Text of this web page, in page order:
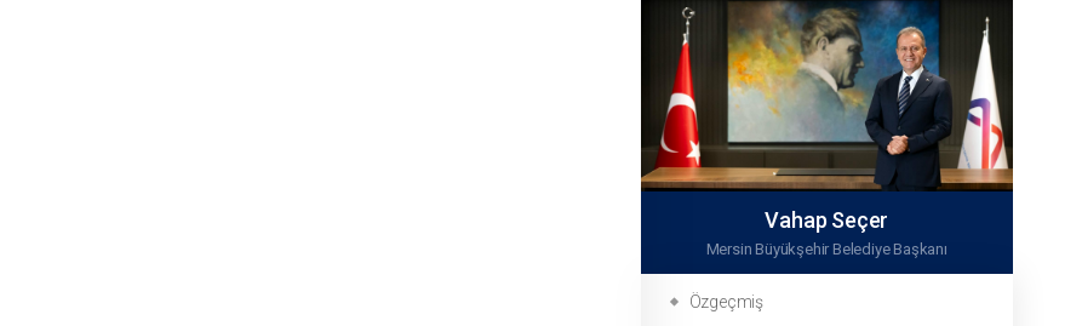
Vahap Seçer
Mersin Büyükşehir Belediye Başkanı
Özgeçmiş